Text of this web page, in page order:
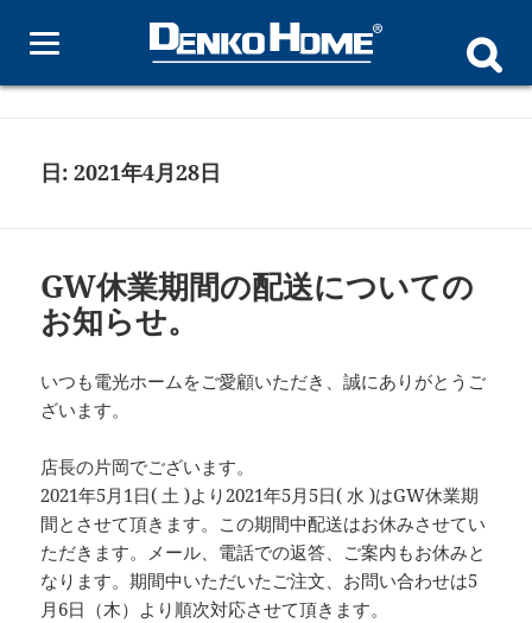
電光ホーム-Blog-
メニュ
日:2021年4月28日
GW休業期間の配送についての
お知らせ。
いつも電光ホームをご愛顧いただき、誠にありがとうご
ざいます。
店長の片岡でございます。
2021年5月1日( 土 )より2021年5月5日( 水 )はGW休業期
間とさせて頂きます。この期間中配送はお休みさせてい
ただきます。メール、電話での返答、ご案内もお休みと
なります。期間中いただいたご注文、お問い合わせは5
月6日（木）より順次対応させて頂きます。